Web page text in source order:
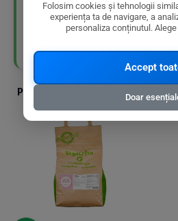
Conținut scăzut de
Produse din aceeasi categorie
Folosim cookies și tehnologii
experiența ta de navigare, a
personaliza conținutul.
Accept
Doar